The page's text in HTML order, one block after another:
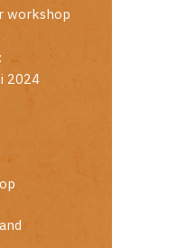
workshop
2024